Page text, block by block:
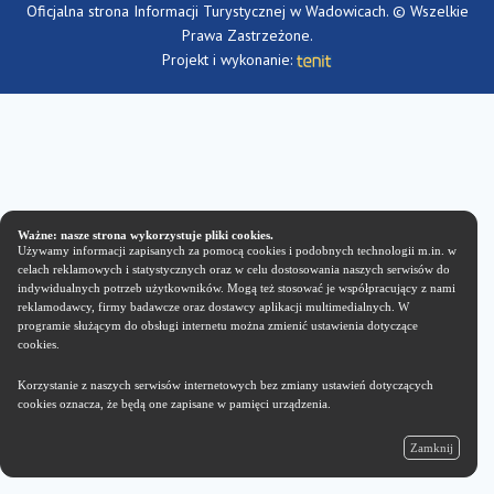
Oficjalna strona Informacji Turystycznej w Wadowicach. © Wszelkie
Prawa Zastrzeżone.
Projekt i wykonanie:
Ważne: nasze strona wykorzystuje pliki cookies.
Używamy informacji zapisanych za pomocą cookies i podobnych technologii m.in. w
celach reklamowych i statystycznych oraz w celu dostosowania naszych serwisów do
indywidualnych potrzeb użytkowników. Mogą też stosować je współpracujący z nami
reklamodawcy, firmy badawcze oraz dostawcy aplikacji multimedialnych. W
programie służącym do obsługi internetu można zmienić ustawienia dotyczące
cookies.
Korzystanie z naszych serwisów internetowych bez zmiany ustawień dotyczących
cookies oznacza, że będą one zapisane w pamięci urządzenia.
Zamknij